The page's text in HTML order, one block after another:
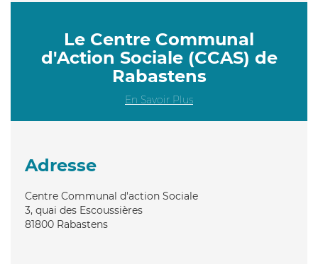
Le Centre Communal
d'Action Sociale (CCAS) de
Rabastens
En Savoir Plus
Adresse
Centre Communal d'action Sociale
3, quai des Escoussières
81800 Rabastens